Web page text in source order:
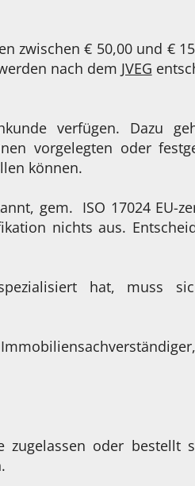
zwischen € 50,00 und €
nach dem JVEG
verfügen. Dazu
vorgelegten oder
können.
gem. ISO 17024 EU-
nichts aus.
hat, muss
zugelassen oder bestellt